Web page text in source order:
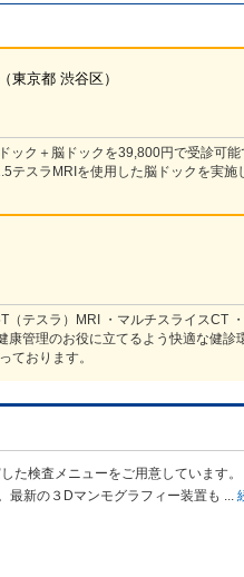
（東京都 渋谷区）
ック＋脳ドックを39,800円で受診可能
テスラMRIを使用した脳ドックを実施
テスラ）MRI ・マルチスライスCT
康管理のお役に立てるよう快適な健診
ております。
た検査メニューをご用意しています。
最新の３Dマンモグラフィー装置も ...